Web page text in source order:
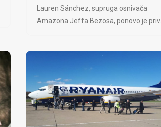
Lauren Sánchez, supruga osnivača
Amazona Jeffa Bezosa, ponovo je priv..